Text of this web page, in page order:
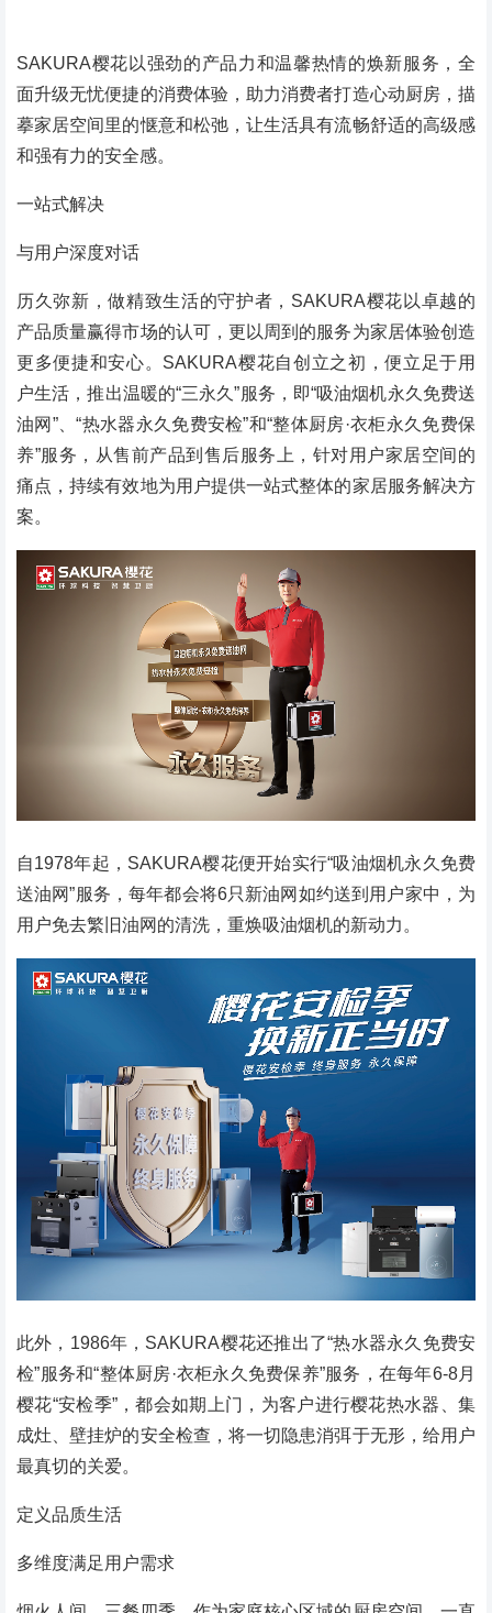
SAKURA樱花以强劲的产品力和温馨热情的焕新服务，全
面升级无忧便捷的消费体验，助力消费者打造心动厨房，描
摹家居空间里的惬意和松弛，让生活具有流畅舒适的高级感
和强有力的安全感。
一站式解决
与用户深度对话
历久弥新，做精致生活的守护者，SAKURA樱花以卓越的
产品质量赢得市场的认可，更以周到的服务为家居体验创造
更多便捷和安心。SAKURA樱花自创立之初，便立足于用
户生活，推出温暖的“三永久”服务，即“吸油烟机永久免费送
油网”、“热水器永久免费安检”和“整体厨房·衣柜永久免费保
养”服务，从售前产品到售后服务上，针对用户家居空间的
痛点，持续有效地为用户提供一站式整体的家居服务解决方
案。
自1978年起，SAKURA樱花便开始实行“吸油烟机永久免费
送油网”服务，每年都会将6只新油网如约送到用户家中，为
用户免去繁旧油网的清洗，重焕吸油烟机的新动力。
此外，1986年，SAKURA樱花还推出了“热水器永久免费安
检”服务和“整体厨房·衣柜永久免费保养”服务，在每年6-8月
樱花“安检季”，都会如期上门，为客户进行樱花热水器、集
成灶、壁挂炉的安全检查，将一切隐患消弭于无形，给用户
最真切的关爱。
定义品质生活
多维度满足用户需求